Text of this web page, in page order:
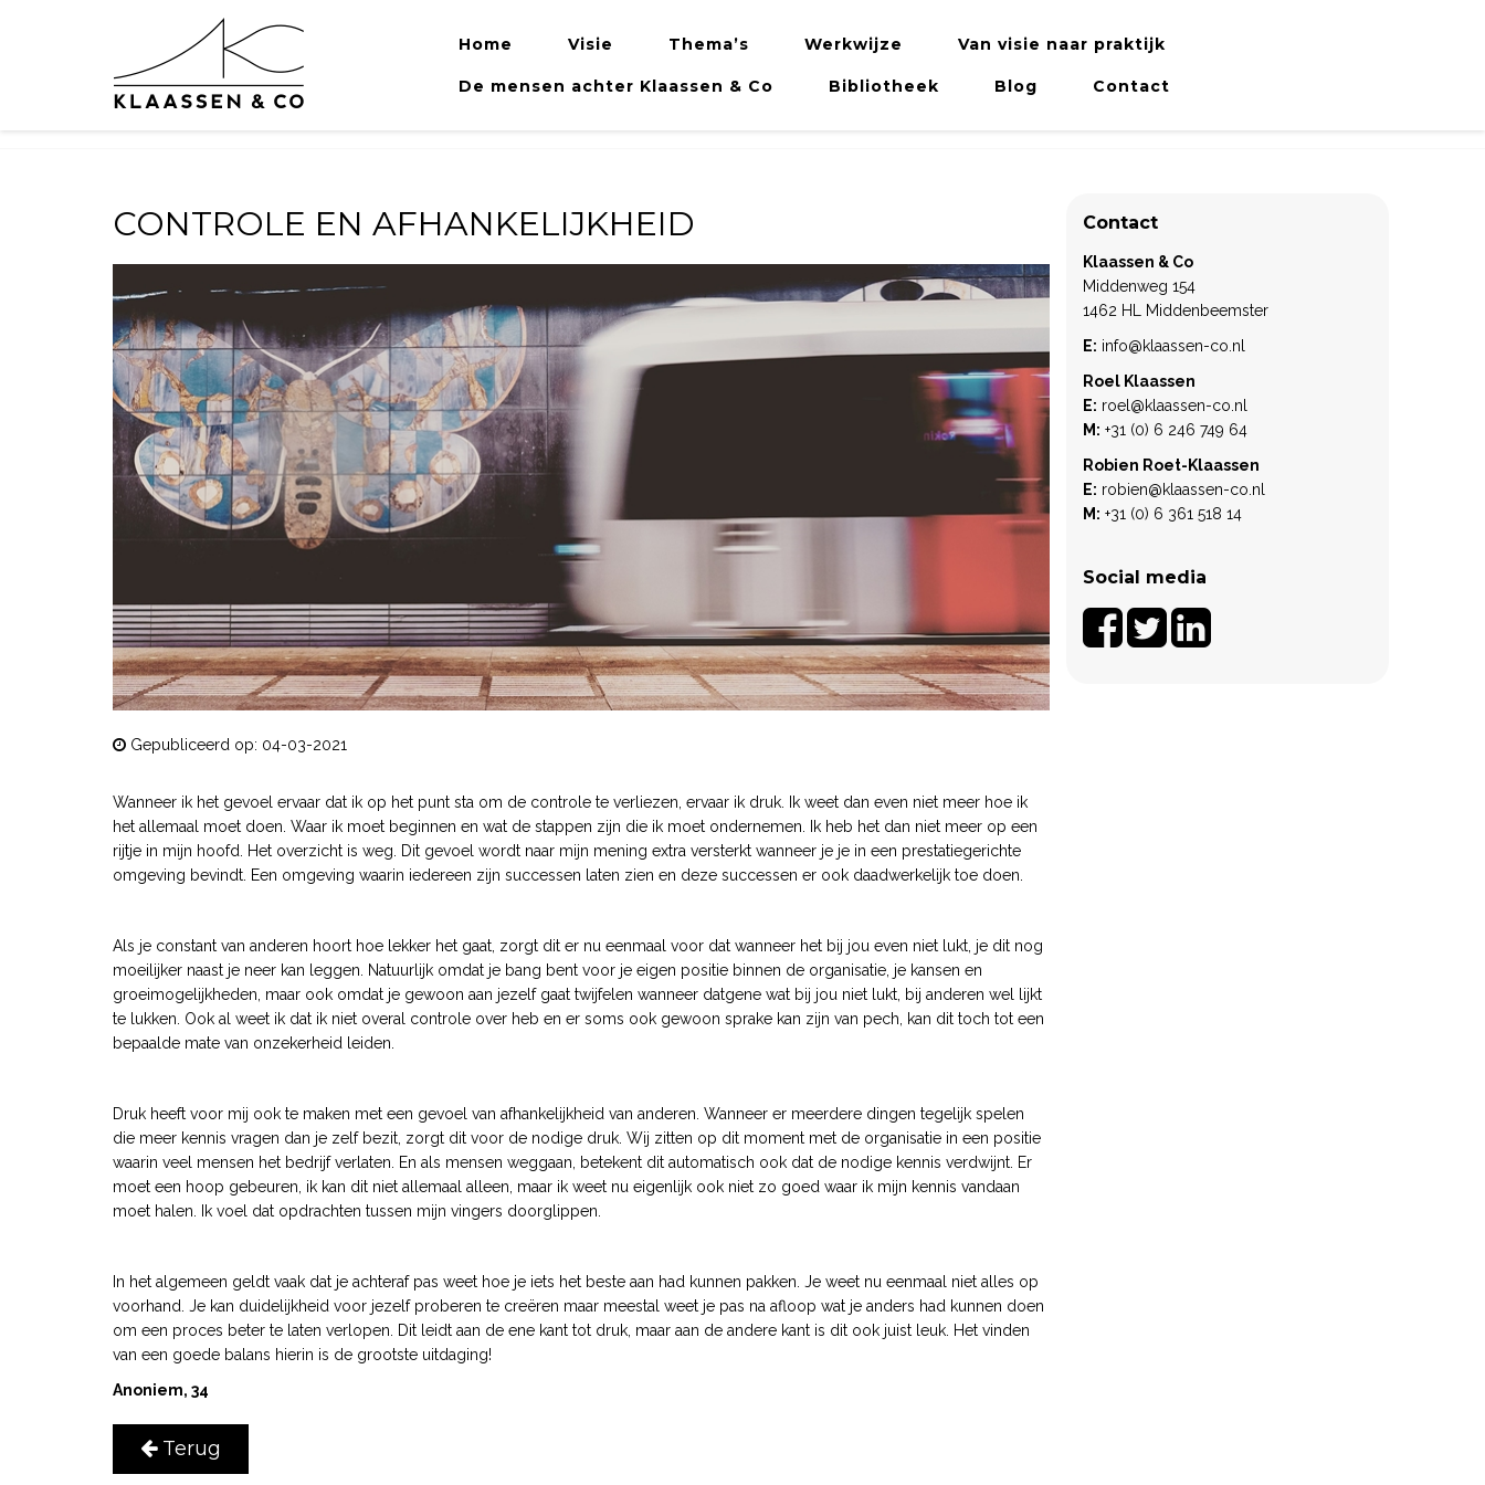
Home Visie Thema’s Werkwijze Van visie naar praktijk
De mensen achter Klaassen & Co Bibliotheek Blog Contact
CONTROLE EN AFHANKELIJKHEID
Gepubliceerd op: 04-03-2021
Wanneer ik het gevoel ervaar dat ik op het punt sta om de controle te verliezen, ervaar ik druk. Ik weet dan even niet meer hoe ik
het allemaal moet doen. Waar ik moet beginnen en wat de stappen zijn die ik moet ondernemen. Ik heb het dan niet meer op een
rijtje in mijn hoofd. Het overzicht is weg. Dit gevoel wordt naar mijn mening extra versterkt wanneer je je in een prestatiegerichte
omgeving bevindt. Een omgeving waarin iedereen zijn successen laten zien en deze successen er ook daadwerkelijk toe doen.
Als je constant van anderen hoort hoe lekker het gaat, zorgt dit er nu eenmaal voor dat wanneer het bij jou even niet lukt, je dit nog
moeilijker naast je neer kan leggen. Natuurlijk omdat je bang bent voor je eigen positie binnen de organisatie, je kansen en
groeimogelijkheden, maar ook omdat je gewoon aan jezelf gaat twijfelen wanneer datgene wat bij jou niet lukt, bij anderen wel lijkt
te lukken. Ook al weet ik dat ik niet overal controle over heb en er soms ook gewoon sprake kan zijn van pech, kan dit toch tot een
bepaalde mate van onzekerheid leiden.
Druk heeft voor mij ook te maken met een gevoel van afhankelijkheid van anderen. Wanneer er meerdere dingen tegelijk spelen
die meer kennis vragen dan je zelf bezit, zorgt dit voor de nodige druk. Wij zitten op dit moment met de organisatie in een positie
waarin veel mensen het bedrijf verlaten. En als mensen weggaan, betekent dit automatisch ook dat de nodige kennis verdwijnt. Er
moet een hoop gebeuren, ik kan dit niet allemaal alleen, maar ik weet nu eigenlijk ook niet zo goed waar ik mijn kennis vandaan
moet halen. Ik voel dat opdrachten tussen mijn vingers doorglippen.
In het algemeen geldt vaak dat je achteraf pas weet hoe je iets het beste aan had kunnen pakken. Je weet nu eenmaal niet alles op
voorhand. Je kan duidelijkheid voor jezelf proberen te creëren maar meestal weet je pas na afloop wat je anders had kunnen doen
om een proces beter te laten verlopen. Dit leidt aan de ene kant tot druk, maar aan de andere kant is dit ook juist leuk. Het vinden
van een goede balans hierin is de grootste uitdaging!
Anoniem, 34
Terug
Contact
Klaassen & Co
Middenweg 154
1462 HL Middenbeemster
E: info@klaassen-co.nl
Roel Klaassen
E: roel@klaassen-co.nl
M: +31 (0) 6 246 749 64
Robien Roet-Klaassen
E: robien@klaassen-co.nl
M: +31 (0) 6 361 518 14
Social media